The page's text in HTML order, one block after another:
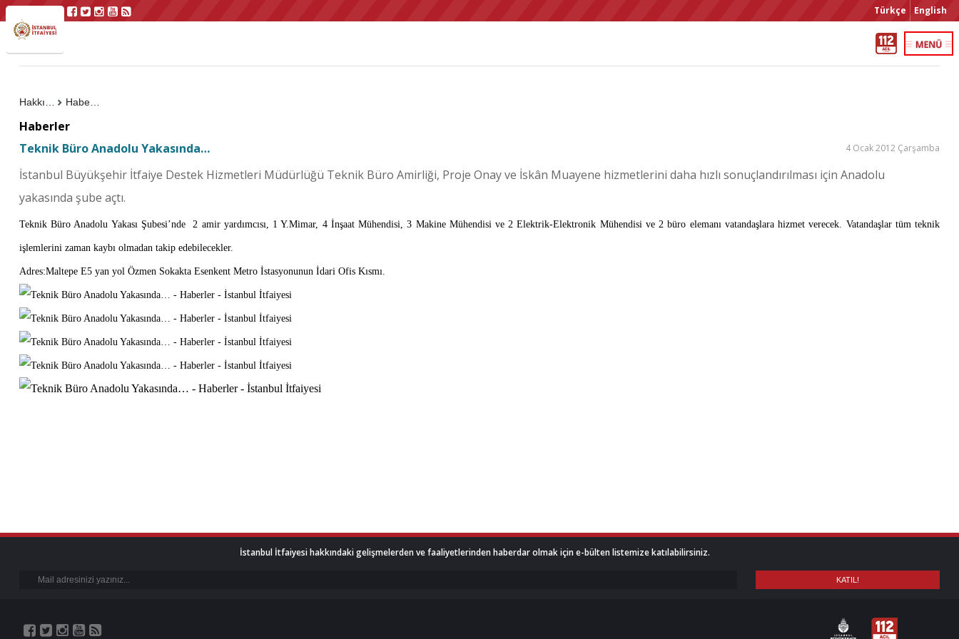
Türkçe English
Haberler
Haberler
Teknik Büro Anadolu Yakasında…
4 Ocak 2012 Çarşamba
İstanbul Büyükşehir İtfaiye Destek Hizmetleri Müdürlüğü Teknik Büro Amirliği, Proje Onay ve İskân Muayene hizmetlerini daha hızlı sonuçlandırılması için Anadolu
yakasında şube açtı.
Teknik Büro Anadolu Yakası Şubesi’nde 2 amir yardımcısı, 1 Y.Mimar, 4 İnşaat Mühendisi, 3 Makine Mühendisi ve 2 Elektrik-Elektronik Mühendisi ve 2 büro elemanı vatandaşlara hizmet verecek. Vatandaşlar tüm teknik
işlemlerini zaman kaybı olmadan takip edebilecekler.
Adres:Maltepe E5 yan yol Özmen Sokakta Esenkent Metro İstasyonunun İdari Ofis Kısmı.
İstanbul İtfaiyesi hakkındaki gelişmelerden ve faaliyetlerinden haberdar olmak için e-bülten listemize katılabilirsiniz.